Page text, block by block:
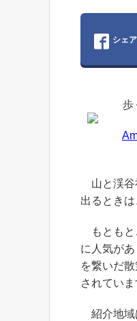
シェ
歩
山と渓谷
出るとき
もともと
に人気が
を繋いだ
されてい
紹介地域